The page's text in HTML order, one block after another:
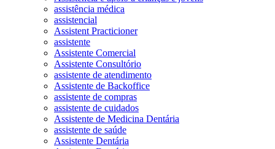
assistência médica
assistencial
Assistent Practicioner
assistente
Assistente Comercial
Assistente Consultório
assistente de atendimento
Assistente de Backoffice
assistente de compras
assistente de cuidados
Assistente de Medicina Dentária
assistente de saúde
Assistente Dentária